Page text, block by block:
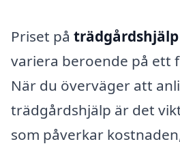
Priset på trädgårdshjälp
variera beroende på ett
När du överväger att
trädgårdshjälp är det
som påverkar